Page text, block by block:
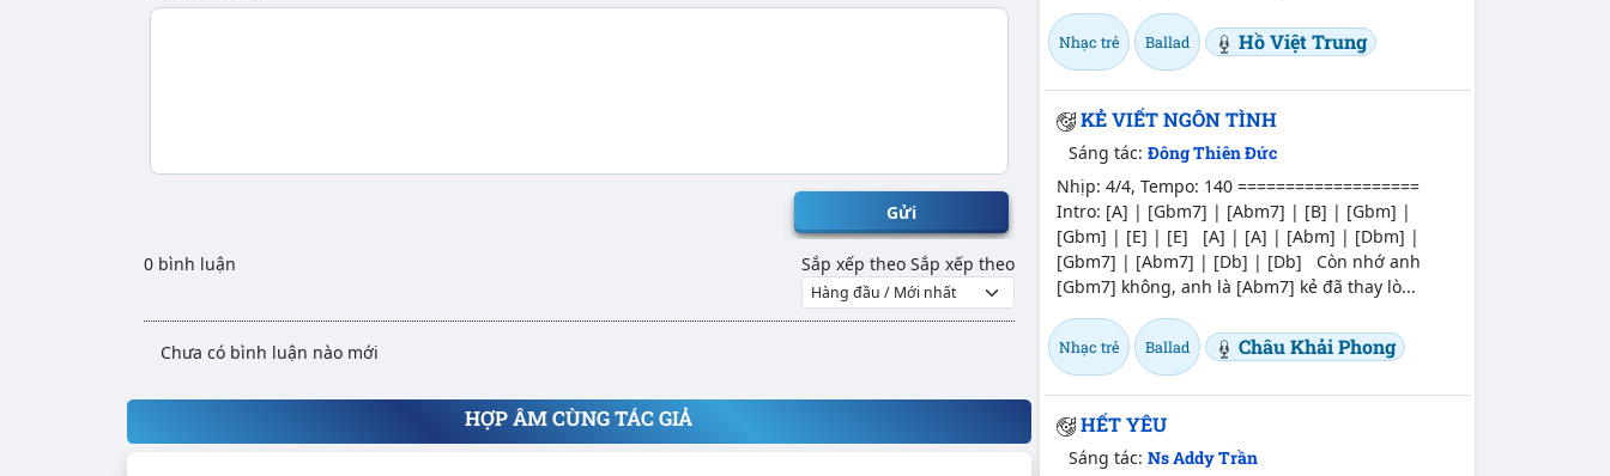
Gửi
0 bình luận Sắp xếp theo Sắp xếp theo
Chưa có bình luận nào mới
HỢP ÂM CÙNG TÁC GIẢ
Nhạc trẻ Ballad Hồ Việt Trung
KẺ VIẾT NGÔN TÌNH
Sáng tác:Đông Thiên Đức
Nhịp: 4/4, Tempo: 140 ===================
Intro: [A] | [Gbm7] | [Abm7] | [B] | [Gbm] |
[Gbm] | [E] | [E] [A] | [A] | [Abm] | [Dbm] |
[Gbm7] | [Abm7] | [Db] | [Db] Còn nhớ anh
[Gbm7] không, anh là [Abm7] kẻ đã thay lò...
Nhạc trẻ Ballad Châu Khải Phong
HẾT YÊU
Sáng tác:Ns Addy Trần